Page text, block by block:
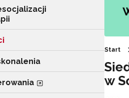
Start
w